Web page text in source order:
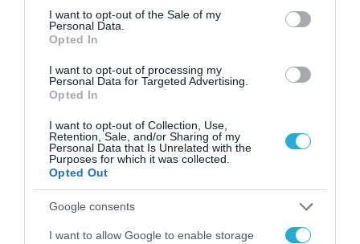
consent section.
I want to opt-out of the Sale of my
Personal Data.
Opted In
I want to opt-out of processing my
Personal Data for Targeted Advertising.
Opted In
I want to opt-out of Collection, Use,
Retention, Sale, and/or Sharing of my
Personal Data that Is Unrelated with the
Purposes for which it was collected.
Opted Out
Google consents
I want to allow Google to enable storage
για τη χρηματοδότηση
των ελληνικών
επιχειρήσεων στον
χώρο της άμυνας
Η πιο ταξιδιάρικη
βαλίτσα του φετινού
καλοκαιριού έχει την
υπογραφή της Xiaomi
31.07.2026